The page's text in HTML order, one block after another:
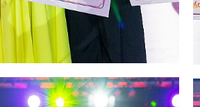
2,00 €